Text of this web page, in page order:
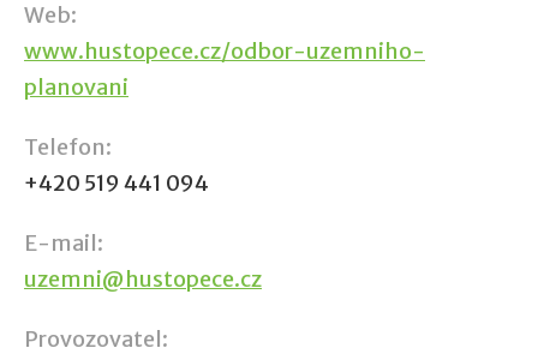
Web:
www.hustopece.cz/odbor-uzemniho-
planovani
Telefon:
+420 519 441 094
E-mail:
uzemni@hustopece.cz
Provozovatel: